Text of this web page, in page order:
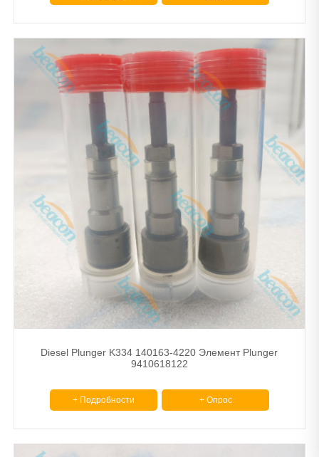
Diesel Plunger K334 140163-4220 Элемент Plunger
9410618122
+ Подробности + Опрос